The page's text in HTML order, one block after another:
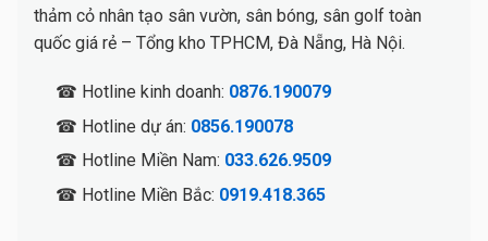
thảm cỏ nhân tạo sân vườn, sân bóng, sân golf toàn
quốc giá rẻ – Tổng kho TPHCM, Đà Nẵng, Hà Nội.
☎ Hotline kinh doanh: 0876.190079
☎ Hotline dự án: 0856.190078
☎ Hotline Miền Nam: 033.626.9509
☎ Hotline Miền Bắc: 0919.418.365